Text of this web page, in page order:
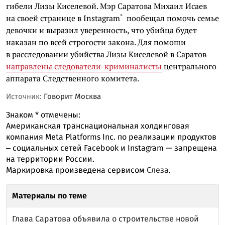
гибели Лизы Киселевой. Мэр Саратова Михаил Исаев
на своей странице вInstagram* пообещал помочь семье
девочки и выразил уверенность, что убийца будет
наказан по всей строгости закона.Для помощи
в расследовании убийства Лизы Киселевой в Саратов
направлены следователи-криминалистыцентрального
аппарата Следственного комитета.
Источник: Говорит Москва
Знаком * отмечены:
Американская транснациональная холдинговая
компания Meta Platforms Inc. по реализации продуктов
‒ социальных сетей Facebook и Instagram — запрещена
на территории России.
Маркировка произведена сервисом Слеза.
Материалы по теме
Глава Саратова объявила о строительстве новой